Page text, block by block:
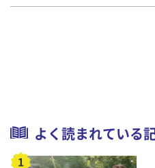
よく読まれている